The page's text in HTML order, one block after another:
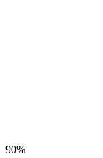
90%